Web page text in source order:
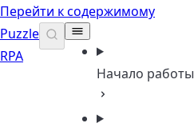
Перейти к содержимому
Puzzle
RPA
Начало работы